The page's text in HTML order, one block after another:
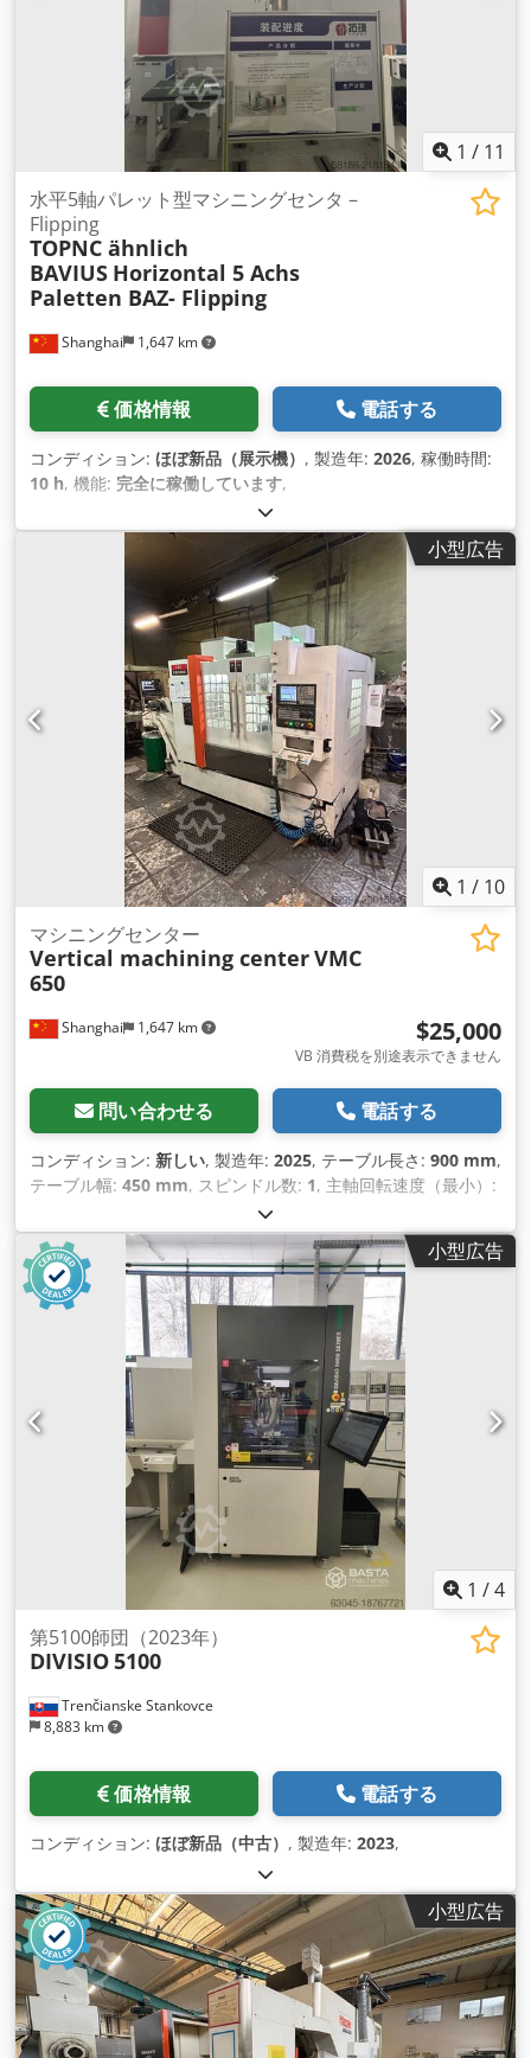
1 / 11
Shanghai 1,647 km
水平5軸パレット型マシニングセンタ –
Flipping
TOPNC ähnlich
BAVIUS Horizontal 5 Achs
Paletten BAZ- Flipping
価格情報 電話する
コンディション: ほぼ新品（展示機） , 製造年: 2026 , 稼働時間:
10 h , 機能: 完全に稼働しています
小型広告
1 / 10
Shanghai 1,647 km
マシニングセンター
Vertical machining centerVMC
650
$25,000
VB 消費税を別途表示できません
問い合わせる 電話する
コンディション: 新しい , 製造年: 2025 , テーブル長さ: 900 mm
テーブル幅: 450 mm , スピンドル数: 1 , 主軸回転速度（最小）:
小型広告
1 / 4
Trenčianske Stankovce
8,883 km
第5100師団（2023年）
DIVISIO5100
価格情報 電話する
コンディション: ほぼ新品（中古） , 製造年: 2023
小型広告